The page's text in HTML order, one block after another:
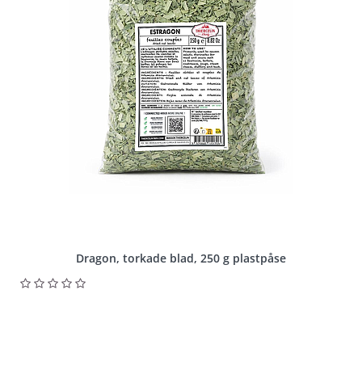
Dragon, torkade blad, 250 g plastpåse